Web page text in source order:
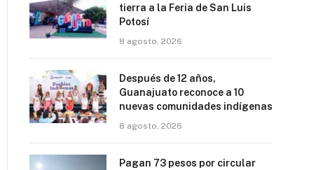
tierra a la Feria de San Luis
Potosí
8 agosto, 2026
Después de 12 años,
Guanajuato reconoce a 10
nuevas comunidades indígenas
8 agosto, 2026
Pagan 73 pesos por circular